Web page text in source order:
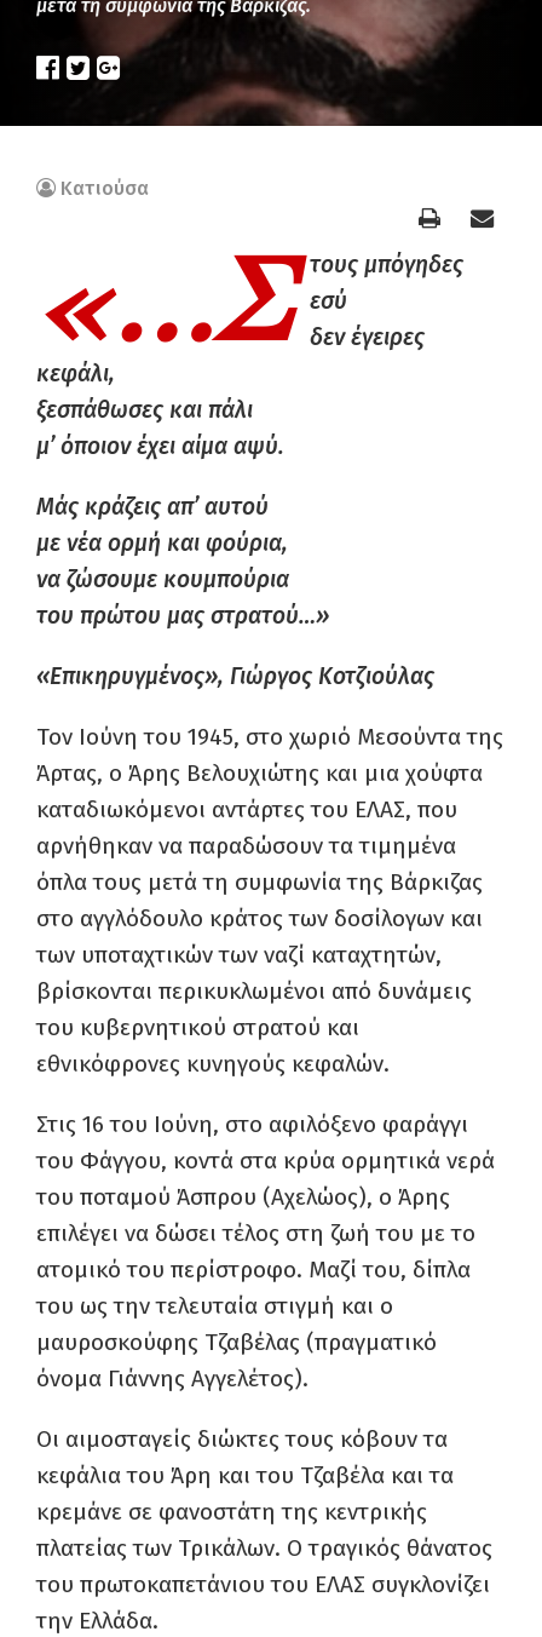
μετά τη συμφωνία της Βάρκιζας.
Κατιούσα
«…Σ
τους μπόγηδες
εσύ
δεν έγειρες
κεφάλι,
ξεσπάθωσες και πάλι
μ’ όποιον έχει αίμα αψύ.
Μάς κράζεις απ’ αυτού
με νέα ορμή και φούρια,
να ζώσουμε κουμπούρια
του πρώτου μας στρατού…»
«Επικηρυγμένος», Γιώργος Κοτζιούλας
Τον Ιούνη του 1945, στο χωριό Μεσούντα της
Άρτας, ο Άρης Βελουχιώτης και μια χούφτα
καταδιωκόμενοι αντάρτες του ΕΛΑΣ, που
αρνήθηκαν να παραδώσουν τα τιμημένα
όπλα τους μετά τη συμφωνία της Βάρκιζας
στο αγγλόδουλο κράτος των δοσίλογων και
των υποταχτικών των ναζί καταχτητών,
βρίσκονται περικυκλωμένοι από δυνάμεις
του κυβερνητικού στρατού και
εθνικόφρονες κυνηγούς κεφαλών.
Στις 16 του Ιούνη, στο αφιλόξενο φαράγγι
του Φάγγου, κοντά στα κρύα ορμητικά νερά
του ποταμού Άσπρου (Αχελώος), ο Άρης
επιλέγει να δώσει τέλος στη ζωή του με το
ατομικό του περίστροφο. Μαζί του, δίπλα
του ως την τελευταία στιγμή και ο
μαυροσκούφης Τζαβέλας (πραγματικό
όνομα Γιάννης Αγγελέτος).
Οι αιμοσταγείς διώκτες τους κόβουν τα
κεφάλια του Άρη και του Τζαβέλα και τα
κρεμάνε σε φανοστάτη της κεντρικής
πλατείας των Τρικάλων. Ο τραγικός θάνατος
του πρωτοκαπετάνιου του ΕΛΑΣ συγκλονίζει
την Ελλάδα.